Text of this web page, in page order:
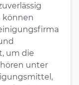
können
um die
unter